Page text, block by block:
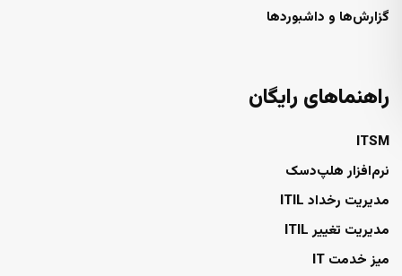
گزارش‌ها و داشبوردها
راهنماهای رایگان
ITSM
نرم‌افزار هلپ‌دسک
مدیریت رخداد ITIL
مدیریت تغییر ITIL
میز خدمت IT